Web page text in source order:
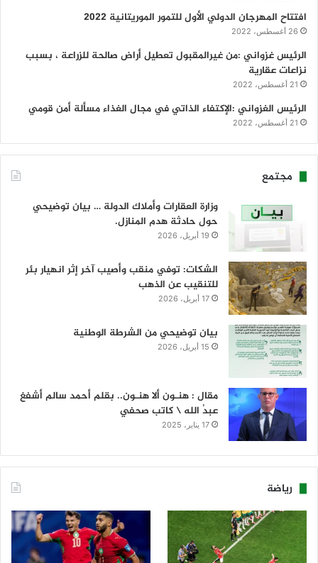
افتتاح المهرجان الدولي الأول للتمور الموريتانية 2022
26 أغسطس، 2022
الرئيس غزواني :من غيرالمقبول تعطيل أراض صالحة للزراعة ، بسبب
نزاعات عقارية
21 أغسطس، 2022
الرئيس الغزواني :الإكتفاء الذاتي في مجال الغذاء مسألة أمن قومي
21 أغسطس، 2022
مجتمع
وزارة العقارات وأملاك الدولة … بيان توضيحي
حول حادثة هدم المنازل.
19 أبريل، 2026
الشكات: توفي منقب وأصيب آخر إثر انهيار بئر
للتنقيب عن الذهب
17 أبريل، 2026
بيان توضيحي من الشرطة الوطنية
15 أبريل، 2026
مقال : هنـون ألا هنـون.. بقلم أحمد سالم أشفغ
عبدُ الله \ كاتب صحفي
17 يناير، 2025
رياضة